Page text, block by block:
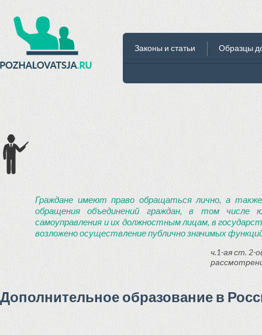
Законы и статьи Образцы
Граждане имеют право обращаться лично, а
обращения объединений граждан, в том числе
самоуправления и их должностным лицам, в
возложено осуществление публично значимых
ч.1-ая ст. 2-
Дополнительное образование в